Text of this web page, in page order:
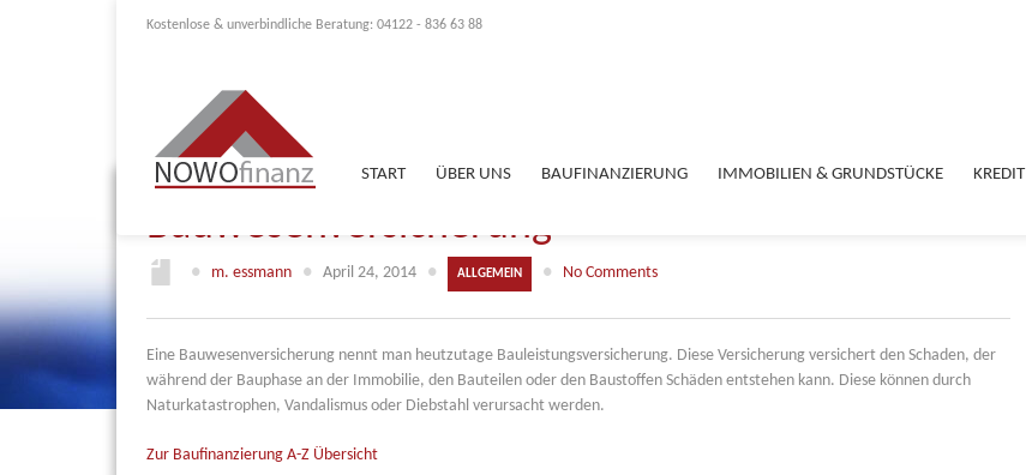
Kostenlose & unverbindliche Beratung: 04122 - 836 63 88
START ÜBER UNS BAUFINANZIERUNG IMMOBILIEN & GRUNDSTÜCKE KREDIT
Bauwesenversicherung
● m. essmann ● April 24, 2014 ● ALLGEMEIN ● No Comments
Eine Bauwesenversicherung nennt man heutzutage Bauleistungsversicherung. Diese Versicherung versichert den Schaden, der
während der Bauphase an der Immobilie, den Bauteilen oder den Baustoffen Schäden entstehen kann. Diese können durch
Naturkatastrophen, Vandalismus oder Diebstahl verursacht werden.
Zur Baufinanzierung A-Z Übersicht